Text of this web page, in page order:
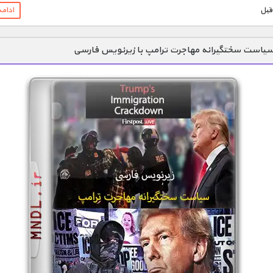
سختگیرانه مهاجرت ترامپ با زیرنویس فارسی